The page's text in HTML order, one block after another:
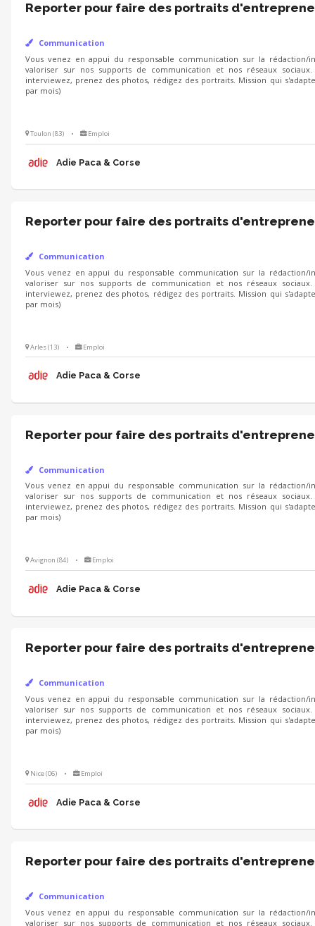
Reporter pour faire des portraits
Communication
Vous venez en appui du responsable communication sur la
valoriser sur nos supports de communication et nos réseaux
interviewez, prenez des photos, rédigez des portraits. Mission qui
par mois)
Toulon (83) • Emploi
Adie Paca & Corse
Reporter pour faire des portraits
Communication
Vous venez en appui du responsable communication sur la
valoriser sur nos supports de communication et nos réseaux
interviewez, prenez des photos, rédigez des portraits. Mission qui
par mois)
Arles (13) • Emploi
Adie Paca & Corse
Reporter pour faire des portraits
Communication
Vous venez en appui du responsable communication sur la
valoriser sur nos supports de communication et nos réseaux
interviewez, prenez des photos, rédigez des portraits. Mission qui
par mois)
Avignon (84) • Emploi
Adie Paca & Corse
Reporter pour faire des portraits
Communication
Vous venez en appui du responsable communication sur la
valoriser sur nos supports de communication et nos réseaux
interviewez, prenez des photos, rédigez des portraits. Mission qui
par mois)
Nice (06) • Emploi
Adie Paca & Corse
Reporter pour faire des portraits
Communication
Vous venez en appui du responsable communication sur la
valoriser sur nos supports de communication et nos réseaux